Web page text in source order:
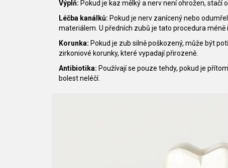
Výplň: Pokud je kaz mělký a nerv není ohrožen,
Léčba kanálků: Pokud je nerv zanícený nebo
materiálem. U předních zubů je tato procedura méně
Korunka: Pokud je zub silně poškozený, může být
zirkoniové korunky, které vypadají přirozeně.
Antibiotika: Používají se pouze tehdy, pokud je
bolest neléčí.